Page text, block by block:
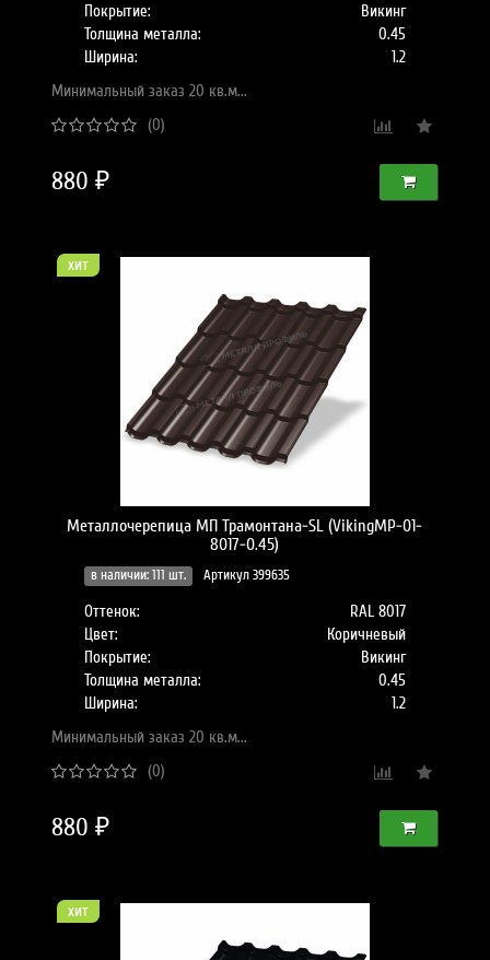
Покрытие:
Викинг
Толщина металла:
0.45
Ширина:
1.2
Минимальный заказ 20 кв.м...
(0)
880 ₽
хит
Металлочерепица МП Трамонтана-SL (VikingMP-01-
8017-0.45)
в наличии: 111 шт. Артикул 399635
Оттенок:
RAL 8017
Цвет:
Коричневый
Покрытие:
Викинг
Толщина металла:
0.45
Ширина:
1.2
Минимальный заказ 20 кв.м...
(0)
880 ₽
хит